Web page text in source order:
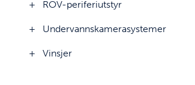
ROV-periferiutstyr
Undervannskamerasystemer
Vinsjer